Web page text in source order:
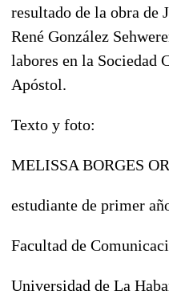
resultado de la obra de
René González
labores en la Sociedad
Apóstol.
Texto y foto:
MELISSA BORGES
estudiante de primer
Facultad de
Universidad de La